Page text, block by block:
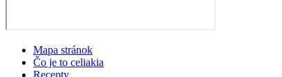
Mapa stránok
Čo je to celiakia
Recepty